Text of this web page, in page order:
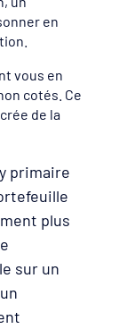
en
vous en
cotés. Ce
de la
primaire
plus
sur un